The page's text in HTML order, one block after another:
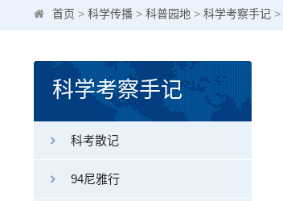
首页 > 科学传播 > 科普园地 > 科学考察手记 >
科学考察手记
科考散记
94尼雅行